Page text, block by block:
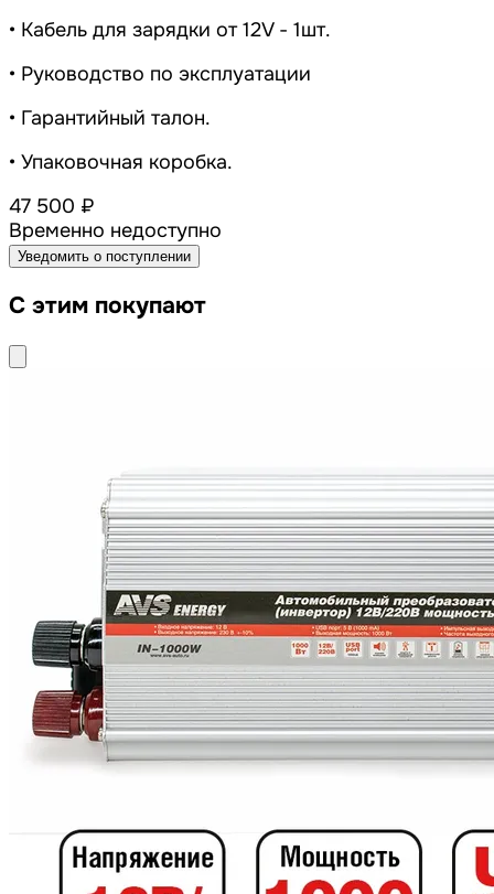
• Кабель для зарядки от 12V - 1шт.
• Руководство по эксплуатации
• Гарантийный талон.
• Упаковочная коробка.
47 500 ₽
Временно недоступно
Уведомить о поступлении
С этим покупают